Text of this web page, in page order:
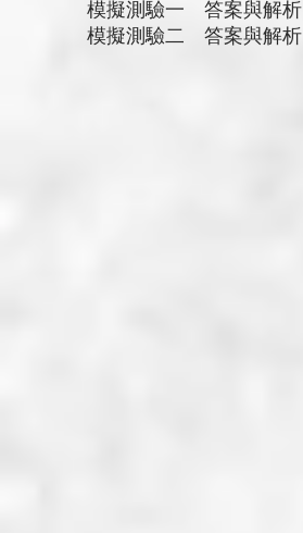
模擬測驗一 答案與解析
模擬測驗二 答案與解析